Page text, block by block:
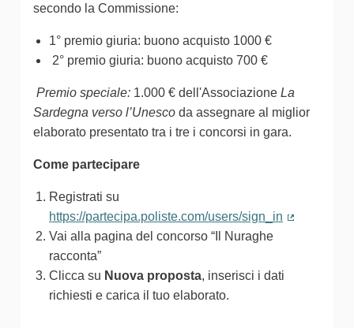
secondo la Commissione:
1° premio giuria: buono acquisto 1000 €
2° premio giuria: buono acquisto 700 €
Premio speciale: 1.000 € dell'Associazione La
Sardegna verso l’Unesco da assegnare al miglior
elaborato presentato tra i tre i concorsi in gara.
Come partecipare
Registrati su
https://partecipa.poliste.com/users/sign_in
Vai alla pagina del concorso “Il Nuraghe
racconta”
Clicca su Nuova proposta, inserisci i dati
richiesti e carica il tuo elaborato.